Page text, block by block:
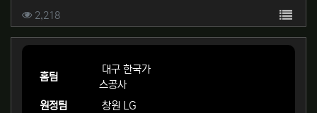
컨텐츠 정보
2,218조회 목록
본문
홈팀
대구 한국가
스공사
원정팀
창원 LG